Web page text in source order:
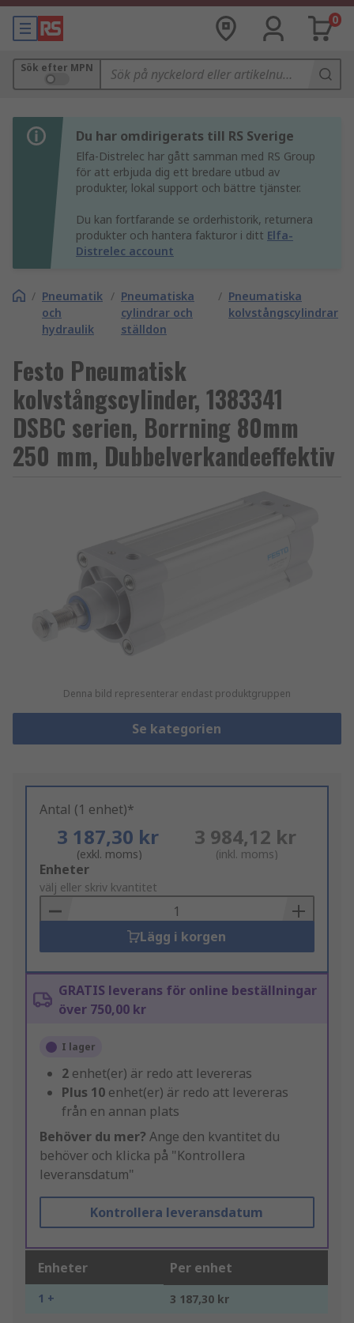
0
Sök efter MPN
Du har omdirigerats till RS Sverige
Elfa-Distrelec har gått samman med RS Group
för att erbjuda dig ett bredare utbud av
produkter, lokal support och bättre tjänster.
Du kan fortfarande se orderhistorik, returnera
produkter och hantera fakturor i ditt Elfa-
Distrelec account
/ Pneumatik
och
hydraulik
/ Pneumatiska
cylindrar och
ställdon
/ Pneumatiska
kolvstångscylindrar
Festo Pneumatisk
kolvstångscylinder, 1383341
DSBC serien, Borrning 80mm
250 mm, Dubbelverkandeeffektiv
Denna bild representerar endast produktgruppen
Se kategorien
Antal (1 enhet)*
3 187,30 kr
(exkl. moms)
3 984,12 kr
(inkl. moms)
Add
to
Basket
Enheter
välj eller skriv kvantitet
Lägg i korgen
GRATIS leverans för online beställningar
över 750,00 kr
I lager
2 enhet(er) är redo att levereras
Plus 10 enhet(er) är redo att levereras
från en annan plats
Behöver du mer? Ange den kvantitet du
behöver och klicka på "Kontrollera
leveransdatum"
Kontrollera leveransdatum
Enheter Per enhet
1 + 3 187,30 kr